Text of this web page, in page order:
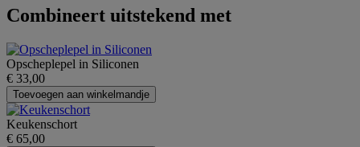
Combineert uitstekend met
Opscheplepel in Siliconen
€ 33,00
Toevoegen aan winkelmandje
Keukenschort
€ 65,00